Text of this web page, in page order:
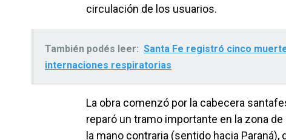
circulación de los usuarios.
También podés leer: Santa Fe registró cinco
internaciones respiratorias
La obra comenzó por la cabecera
reparó un tramo importante en la zona
la mano contraria (sentido hacia Paraná),